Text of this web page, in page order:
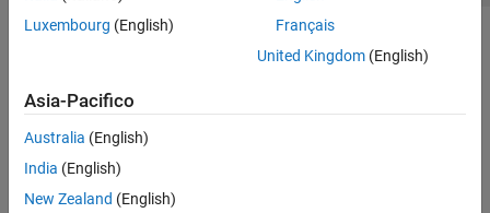
Luxembourg (English)
Français
United Kingdom(English)
Asia-Pacifico
Australia (English)
India (English)
New Zealand (English)